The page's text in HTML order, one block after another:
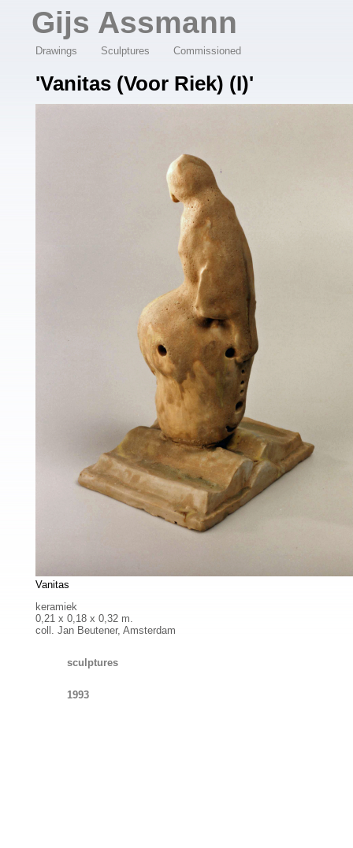
Gijs Assmann
Drawings Sculptures Commissioned
'Vanitas (voor Riek) (I)'
Vanitas
keramiek
0,21 x 0,18 x 0,32 m.
coll. Jan Beutener, Amsterdam
sculptures
1993